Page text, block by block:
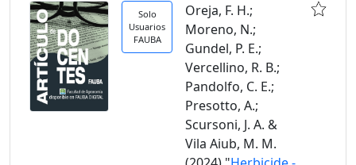
Solo
Usuarios
FAUBA
Oreja, F. H.;
Moreno, N.;
Gundel, P. E.;
Vercellino, R. B.;
Pandolfo, C. E.;
Presotto, A.;
Scursoni, J. A. &
Vila Aiub, M. M.